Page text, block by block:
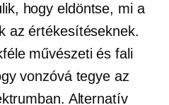
hogy eldöntse, mi a
az értékesítéseknek.
művészeti és fali
vonzóvá tegye az
Alternatív